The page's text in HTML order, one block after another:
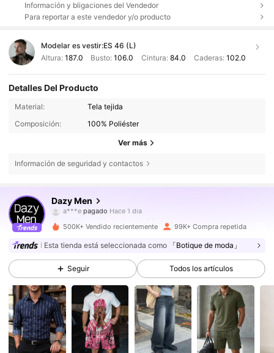
Información y bligaciones del Vendedor
Para reportar a este vendedor y/o producto
Modelar es vestir:ES 46 (L)
Altura: 187.0 Busto:106.0 Cintura: 84.0 Caderas: 102.0
Detalles Del Producto
Material:
Tela tejida
Composición:
100% Poliéster
Ver más
Información de seguridad y contactos
Dazy Men
k***8 seguido hace Hace 30 minutos
141K Seguidores
4,79 141K Seguidores
500K+ Vendido recientemente 99K+ Compra repetida
Esta tienda está seleccionada como 「Botique de moda」
Seguir Todos los artículos